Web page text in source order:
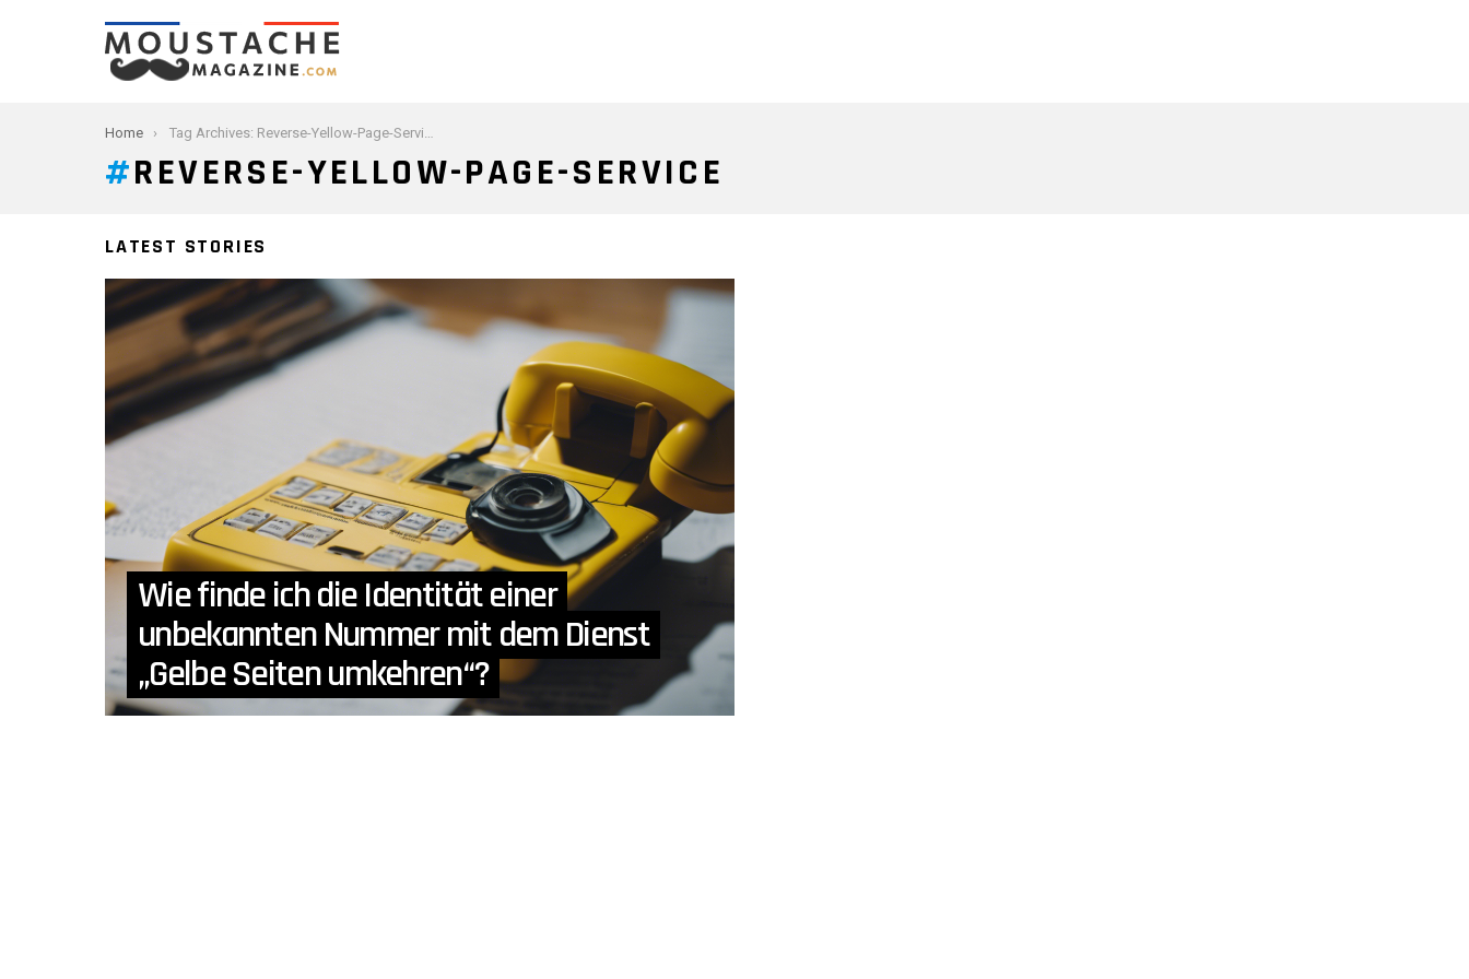
You are here:
Home Tag Archives: Reverse-Yellow-Page-Service
REVERSE-YELLOW-PAGE-SERVICE
LATEST STORIES
Wie finde ich die Identität einer
unbekannten Nummer mit dem Dienst
„Gelbe Seiten umkehren“?